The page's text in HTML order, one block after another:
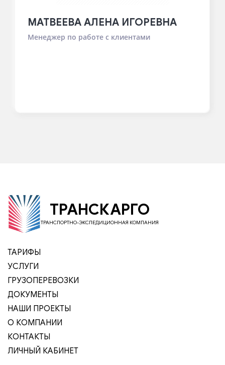
МАТВЕЕВА АЛЕНА ИГОРЕВНА
Менеджер по работе с клиентами
ТРАНСКАРГО
ТРАНСПОРТНО-ЭКСПЕДИЦИОННАЯ КОМПАНИЯ
ТАРИФЫ
УСЛУГИ
ГРУЗОПЕРЕВОЗКИ
ДОКУМЕНТЫ
НАШИ ПРОЕКТЫ
О КОМПАНИИ
КОНТАКТЫ
ЛИЧНЫЙ КАБИНЕТ